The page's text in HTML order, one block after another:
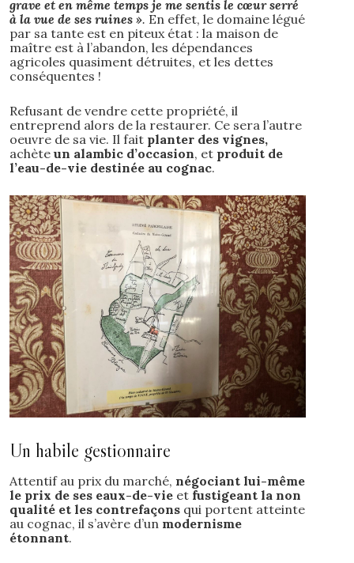
grave et en même temps je me sentis le cœur serré
à la vue de ses ruines ». En effet, le domaine légué
par sa tante est en piteux état : la maison de
maître est à l’abandon, les dépendances
agricoles quasiment détruites, et les dettes
conséquentes !
Refusant de vendre cette propriété, il
entreprend alors de la restaurer. Ce sera l’autre
oeuvre de sa vie. Il fait planter des vignes,
achèteun alambic d’occasion, et produit de
l’eau-de-vie destinée au cognac.
Un habile gestionnaire
Attentif au prix du marché, négociant lui-même
le prix de ses eaux-de-vie et fustigeant la non
qualité et les contrefaçons qui portent atteinte
au cognac, il s’avère d’un modernisme
étonnant.